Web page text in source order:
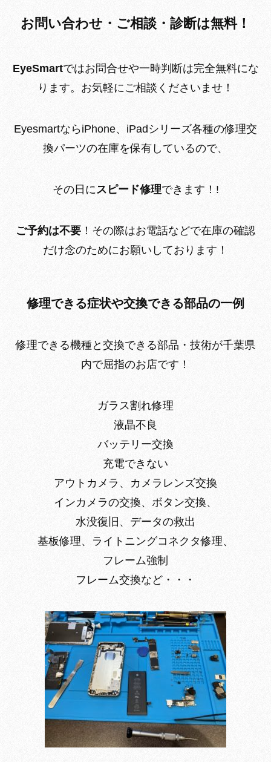
お問い合わせ・ご相談・診断は無料！
EyeSmartではお問合せや一時判断は完全無料にな
ります。お気軽にご相談くださいませ！
EyesmartならiPhone、iPadシリーズ各種の修理交
換パーツの在庫を保有しているので、
その日にスピード修理できます！!
ご予約は不要 ！その際はお電話などで在庫の確認
だけ念のためにお願いしております！
修理できる症状や交換できる部品の一例
修理できる機種と交換できる部品・技術が千葉県
内で屈指のお店です！
ガラス割れ修理
液晶不良
バッテリー交換
充電できない
アウトカメラ、カメラレンズ交換
インカメラの交換、ボタン交換、
水没復旧、データの救出
基板修理、ライトニングコネクタ修理、
フレーム強制
フレーム交換など・・・